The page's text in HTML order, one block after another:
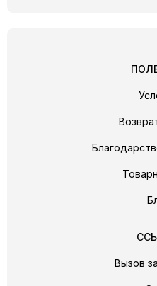
Вызов